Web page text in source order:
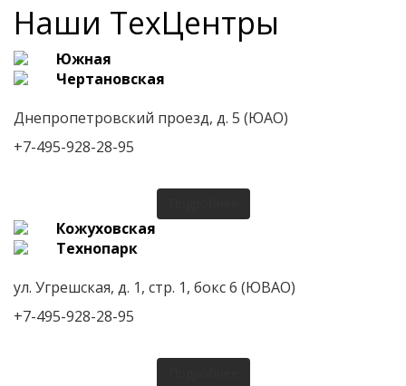
Наши ТехЦентры
Южная
Чертановская
Днепропетровский проезд, д. 5 (ЮАО)
+7-495-928-28-95
Кожуховская
Технопарк
ул. Угрешская, д. 1, стр. 1, бокс 6 (ЮВАО)
+7-495-928-28-95